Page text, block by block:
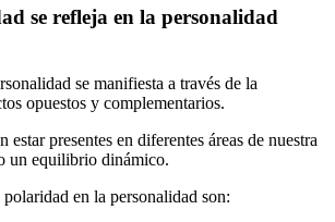
se refleja en la personalidad
se manifiesta a través de la
opuestos y complementarios.
estar presentes en diferentes áreas de nuestra
un equilibrio dinámico.
en la personalidad son: